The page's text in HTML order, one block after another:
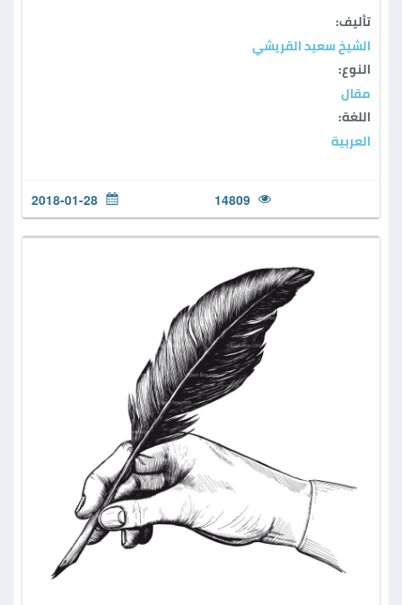
تأليف:
الشيخ سعيد القريشي
النوع:
مقال
اللغة:
العربية
14809
2018-01-28